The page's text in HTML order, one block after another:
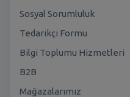
Sosyal Sorumluluk
Tedarikçi Formu
Bilgi Toplumu Hizmetleri
B2B
Mağazalarımız